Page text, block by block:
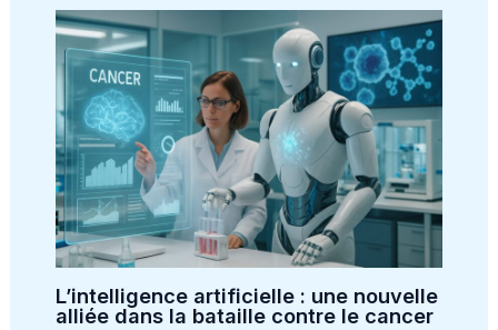
L’intelligence artificielle : une nouvelle
alliée dans la bataille contre le cancer